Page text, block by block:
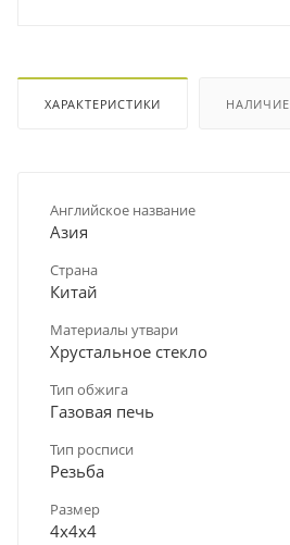
ХАРАКТЕРИСТИКИ НАЛИЧИЕ
Английское название
Азия
Страна
Китай
Материалы утвари
Хрустальное стекло
Тип обжига
Газовая печь
Тип росписи
Резьба
Размер
4х4х4